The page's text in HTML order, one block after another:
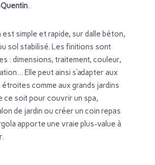
.
simple et rapide, sur dalle béton,
sol stabilisé. Les finitions sont
: dimensions, traitement, couleur,
Elle peut ainsi s’adapter aux
comme aux grands jardins
ce soit pour couvrir un spa,
de jardin ou créer un coin repas
apporte une vraie plus-value à